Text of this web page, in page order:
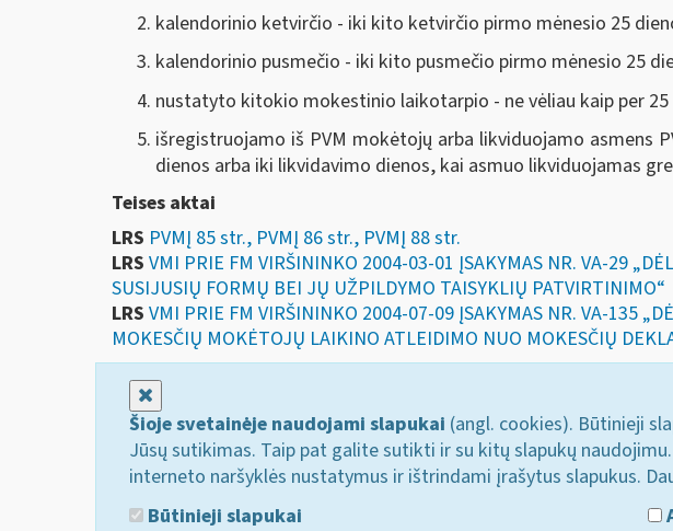
kalendorinio ketvirčio - iki kito ketvirčio pirmo mėnesio 25
kalendorinio pusmečio - iki kito pusmečio pirmo mėnesio 25
nustatyto kitokio mokestinio laikotarpio - ne vėliau kaip per
išregistruojamo iš PVM mokėtojų arba likviduojamo asmens
dienos arba iki likvidavimo dienos, kai asmuo likviduojamas
Teises aktai
LRS PVMĮ 85 str., PVMĮ 86 str., PVMĮ 88 str.
LRS VMI PRIE FM VIRŠININKO 2004-03-01 ĮSAKYMAS NR. VA-29
SUSIJUSIŲ FORMŲ BEI JŲ UŽPILDYMO TAISYKLIŲ PATVIRTINIMO“
LRS VMI PRIE FM VIRŠININKO 2004-07-09 ĮSAKYMAS NR. VA-135
MOKESČIŲ MOKĖTOJŲ LAIKINO ATLEIDIMO NUO MOKESČIŲ
Šioje svetainėje naudojami slapukai (angl. cookies). Būtinieji
Jūsų sutikimas. Taip pat galite sutikti ir su kitų slapukų
interneto naršyklės nustatymus ir ištrindami įrašytus slapukus.
Būtinieji slapukai